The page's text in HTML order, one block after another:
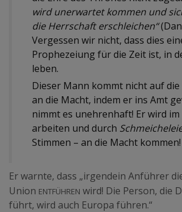
wird unerwartet kommen und
die Herrschaft erschleichen“
Vergessen wir nicht, dass dies
Prophezeiung für die Zeit ist, in
leben.
Dieser Mann kommt nicht auf die
an die Macht, indem er ins Amt
nimmt es unehrenhaft! Er wird
arbeiten und durch
Stimmen – an die Macht kommen!
Er warnte, dass „irgendein Anführer
Union entführen wird! Die Person, die
führt, wird auch Europa führen.“